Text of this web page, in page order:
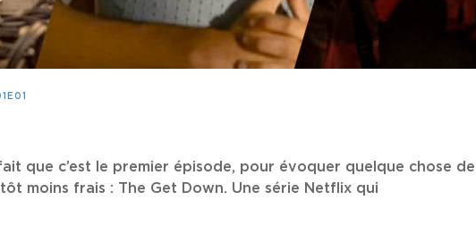
que c’est le premier épisode, pour évoquer quelque chose
moins frais : The Get Down. Une série Netflix qui